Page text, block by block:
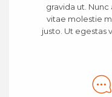
gravida ut.
vitae molestie
justo. Ut egestas